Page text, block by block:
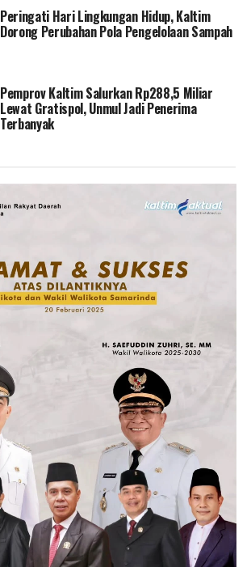
Peringati Hari Lingkungan Hidup, Kaltim
Dorong Perubahan Pola Pengelolaan Sampah
Pemprov Kaltim Salurkan Rp288,5 Miliar
Lewat Gratispol, Unmul Jadi Penerima
Terbanyak